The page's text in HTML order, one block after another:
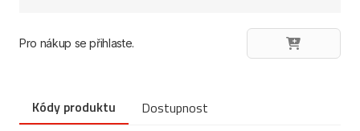
Pro nákup se přihlaste.
Kódy produktu Dostupnost